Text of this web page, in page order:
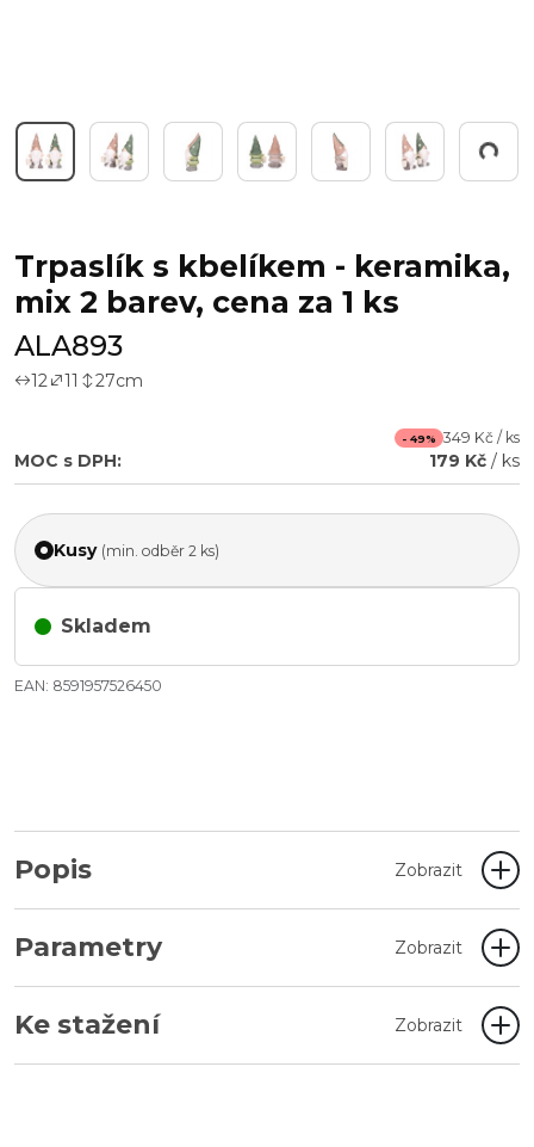
Pracuji...
Trpaslík s kbelíkem - keramika,
mix 2 barev, cena za 1 ks
ALA893
12 11 27cm
- 49% 349 Kč / ks
MOC s DPH: 179 Kč / ks
Kusy (min. odběr 2 ks)
Skladem
EAN: 8591957526450
Popis Zobrazit
Parametry Zobrazit
Ke stažení Zobrazit